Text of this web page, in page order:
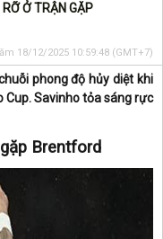
Ở TRẬN GẶP
18/12/2025 10:59:48 (GMT+7)
phong độ hủy diệt khi
Savinho tỏa sáng rực
Brentford